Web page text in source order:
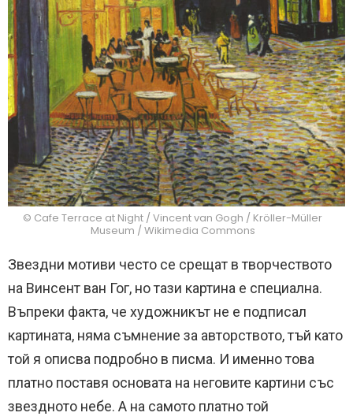
© Cafe Terrace at Night / Vincent van Gogh / Kröller-Müller
Museum / Wikimedia Commons
Звездни мотиви често се срещат в творчеството
на Винсент ван Гог, но тази картина е специална.
Въпреки факта, че художникът не е подписал
картината, няма съмнение за авторството, тъй като
той я описва подробно в писма. И именно това
платно поставя основата на неговите картини със
звездното небе. А на самото платно той